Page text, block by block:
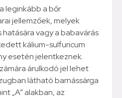
leginkább a bőr
jellemzőek, melyek
vagy a babavárás
kálium-sulfuricum
esetén jelentkeznek.
árulkodó jel lehet
látható barnássárga
„A” alakban, az